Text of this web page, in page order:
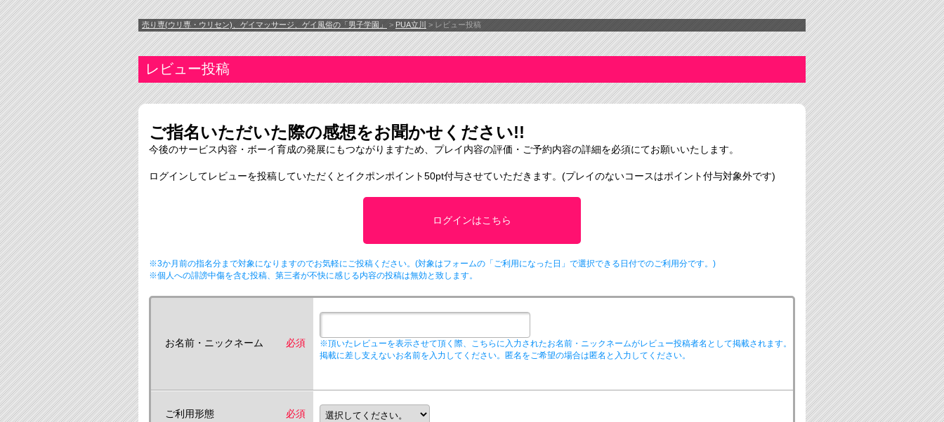
売り専(ウリ専・ウリセン)、ゲイマッサージ、ゲイ風俗の「男子学園」 > PUA立川 > レビュー投稿
レビュー投稿
ご指名いただいた際の感想をお聞かせください!!
今後のサービス内容・ボーイ育成の発展にもつながりますため、プレイ内容の評価・ご予約内容の詳細を必須にてお願いいたします。
ログインしてレビューを投稿していただくとイクポンポイント50pt付与させていただきます。(プレイのないコースはポイント付与対象外です)
ログインはこちら
※3か月前の指名分まで対象になりますのでお気軽にご投稿ください。(対象はフォームの「ご利用になった日」で選択できる日付でのご利用分です。)
※個人への誹謗中傷を含む投稿、第三者が不快に感じる内容の投稿は無効と致します。
お名前・ニックネーム 必須
※頂いたレビューを表示させて頂く際、こちらに入力されたお名前・ニックネームがレビュー投稿者名として掲載されます。
掲載に差し支えないお名前を入力してください。匿名をご希望の場合は匿名と入力してください。
ご利用形態 必須